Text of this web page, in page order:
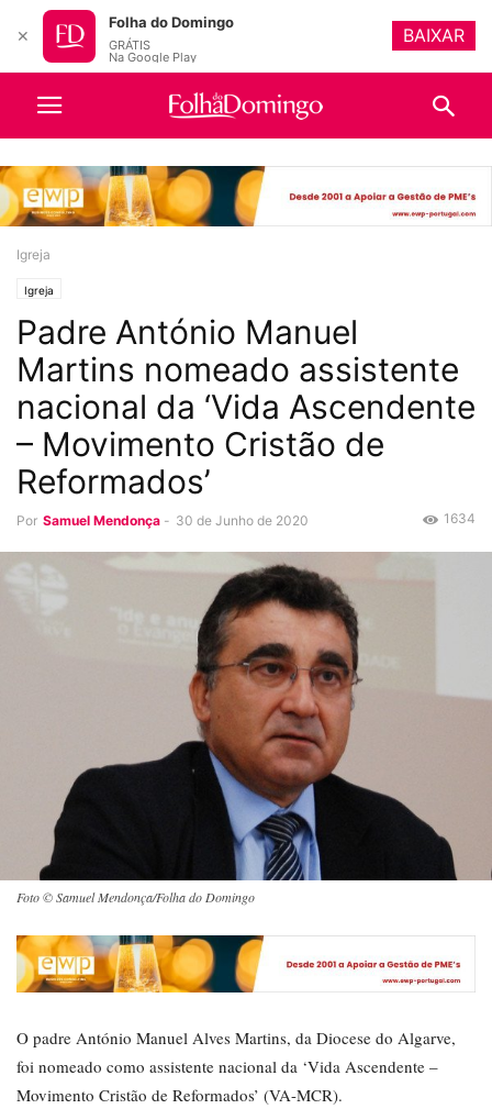
Igreja
Igreja
Padre António Manuel
Martins nomeado assistente
nacional da ‘Vida Ascendente
– Movimento Cristão de
Reformados’
Por Samuel Mendonça - 30 de Junho de 2020 1634
Foto © Samuel Mendonça/Folha do Domingo
O padre António Manuel Alves Martins, da Diocese do Algarve,
foi nomeado como assistente nacional da ‘Vida Ascendente –
Movimento Cristão de Reformados’ (VA-MCR).
✕
Folha do Domingo
GRÁTIS
Na Google Play
BAIXAR